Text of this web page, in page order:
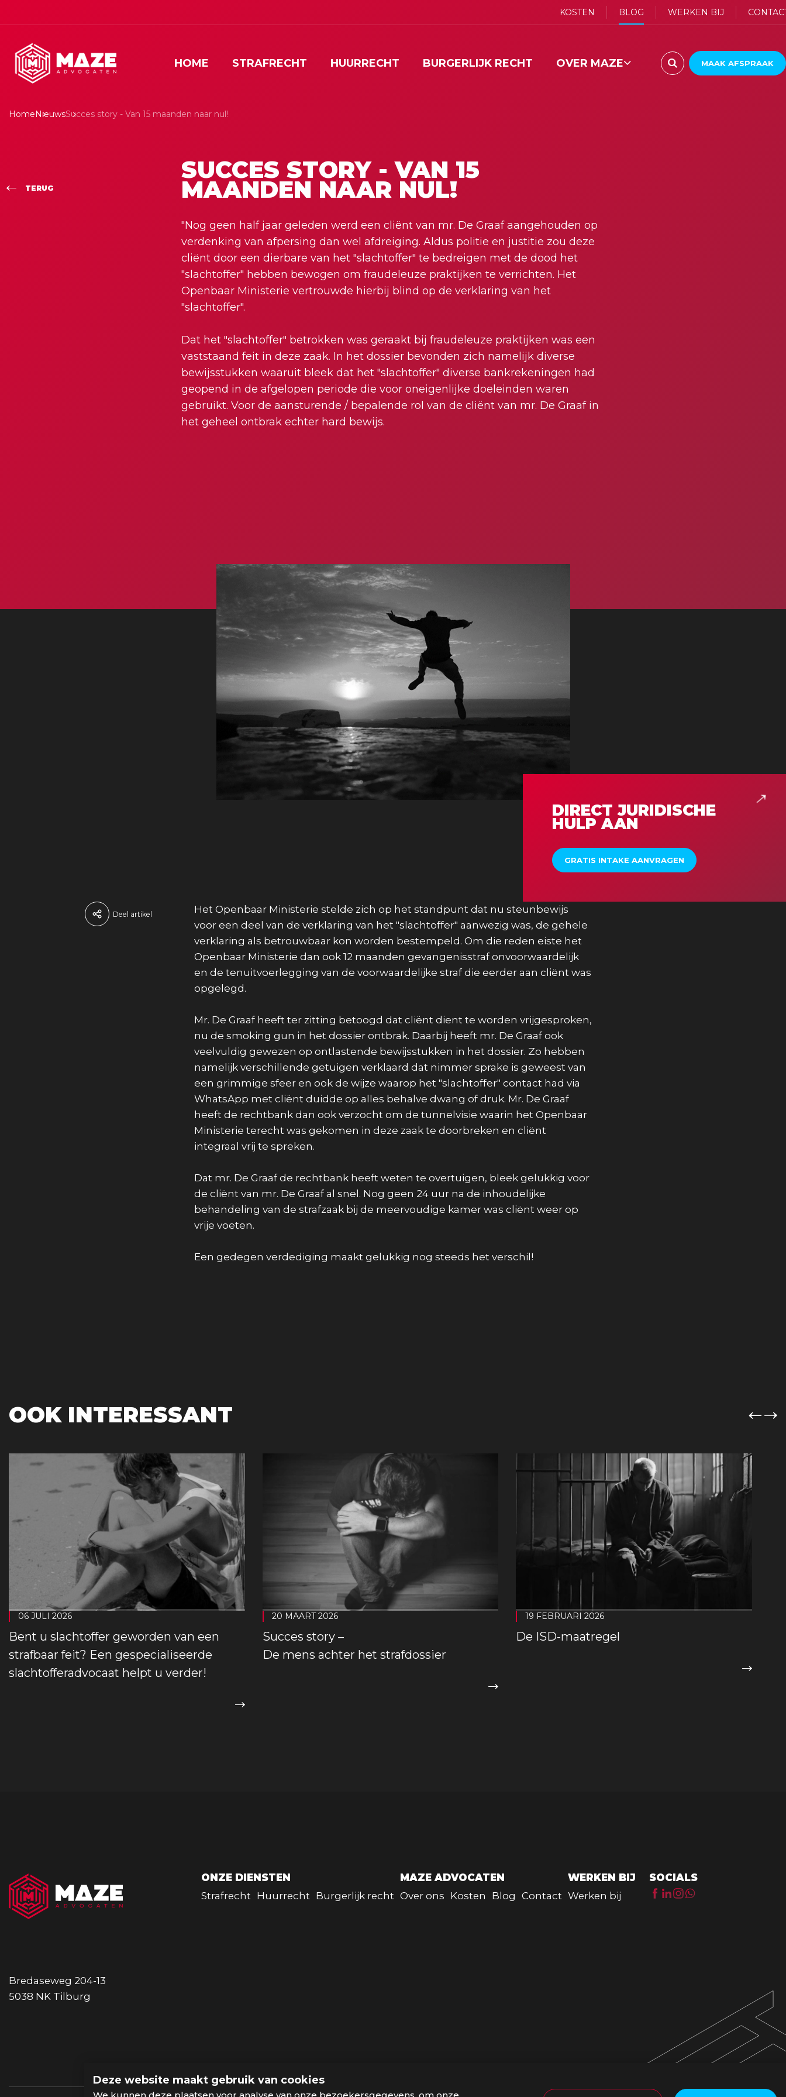
Deze website maakt gebruik van cookies
KOSTEN BLOG WERKEN BIJ
HOME STRAFRECHT HUURRECHT BURGERLIJK RECHT OVER MAZE  MAAK AFSPRAAK
HomeNieuwsSucces story - Van 15 maanden naar nul!
TERUG
SUCCES STORY - VAN 15
MAANDEN NAAR NUL!
"Nog geen half jaar geleden werd een cliënt van mr. De Graaf aangehouden op
verdenking van afpersing dan wel afdreiging. Aldus politie en justitie zou deze
cliënt door een dierbare van het "slachtoffer" te bedreigen met de dood het
"slachtoffer" hebben bewogen om fraudeleuze praktijken te verrichten. Het
Openbaar Ministerie vertrouwde hierbij blind op de verklaring van het
"slachtoffer".
Dat het "slachtoffer" betrokken was geraakt bij fraudeleuze praktijken was een
vaststaand feit in deze zaak. In het dossier bevonden zich namelijk diverse
bewijsstukken waaruit bleek dat het "slachtoffer" diverse bankrekeningen had
geopend in de afgelopen periode die voor oneigenlijke doeleinden waren
gebruikt. Voor de aansturende / bepalende rol van de cliënt van mr. De Graaf in
het geheel ontbrak echter hard bewijs.
DIRECT JURIDISCHE
HULP AAN
GRATIS INTAKE AANVRAGEN
Deel artikel
Het Openbaar Ministerie stelde zich op het standpunt dat nu steunbewijs
voor een deel van de verklaring van het "slachtoffer" aanwezig was, de gehele
verklaring als betrouwbaar kon worden bestempeld. Om die reden eiste het
Openbaar Ministerie dan ook 12 maanden gevangenisstraf onvoorwaardelijk
en de tenuitvoerlegging van de voorwaardelijke straf die eerder aan cliënt was
opgelegd.
Mr. De Graaf heeft ter zitting betoogd dat cliënt dient te worden vrijgesproken,
nu de smoking gun in het dossier ontbrak. Daarbij heeft mr. De Graaf ook
veelvuldig gewezen op ontlastende bewijsstukken in het dossier. Zo hebben
namelijk verschillende getuigen verklaard dat nimmer sprake is geweest van
een grimmige sfeer en ook de wijze waarop het "slachtoffer" contact had via
WhatsApp met cliënt duidde op alles behalve dwang of druk. Mr. De Graaf
heeft de rechtbank dan ook verzocht om de tunnelvisie waarin het Openbaar
Ministerie terecht was gekomen in deze zaak te doorbreken en cliënt
integraal vrij te spreken.
Dat mr. De Graaf de rechtbank heeft weten te overtuigen, bleek gelukkig voor
de cliënt van mr. De Graaf al snel. Nog geen 24 uur na de inhoudelijke
behandeling van de strafzaak bij de meervoudige kamer was cliënt weer op
vrije voeten.
Een gedegen verdediging maakt gelukkig nog steeds het verschil!
OOK INTERESSANT
06 JULI 2026
Bent u slachtoffer geworden van een
strafbaar feit? Een gespecialiseerde
slachtofferadvocaat helpt u verder!
20 MAART 2026
Succes story –
De mens achter het strafdossier
19 FEBRUARI 2026
De ISD-maatregel
Bredaseweg 204-13
5038 NK Tilburg
ONZE DIENSTEN
Strafrecht Huurrecht Burgerlijk recht
MAZE ADVOCATEN
Over ons Kosten Blog Contact
WERKEN BIJ
Werken bij
SOCIALS